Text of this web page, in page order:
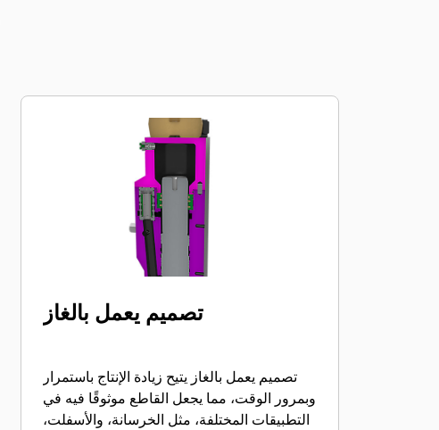
تصميم يعمل بالغاز
تصميم يعمل بالغاز يتيح زيادة الإنتاج باستمرار
وبمرور الوقت، مما يجعل القاطع موثوقًا فيه في
التطبيقات المختلفة، مثل الخرسانة، والأسفلت،